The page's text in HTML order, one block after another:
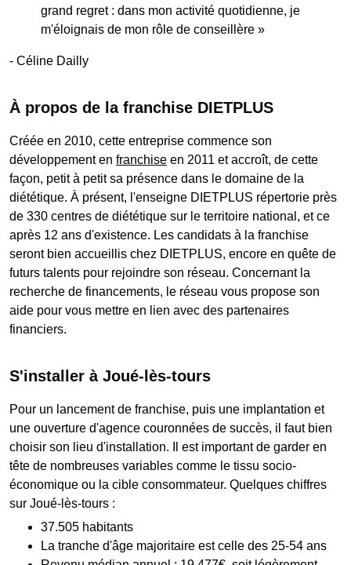
grand regret : dans mon activité quotidienne, je
m'éloignais de mon rôle de conseillère »
- Céline Dailly
À propos de la franchise DIETPLUS
Créée en 2010, cette entreprise commence son
développement en franchise en 2011 et accroît, de cette
façon, petit à petit sa présence dans le domaine de la
diététique. À présent, l'enseigne DIETPLUS répertorie près
de 330 centres de diététique sur le territoire national, et ce
après 12 ans d'existence. Les candidats à la franchise
seront bien accueillis chez DIETPLUS, encore en quête de
futurs talents pour rejoindre son réseau. Concernant la
recherche de financements, le réseau vous propose son
aide pour vous mettre en lien avec des partenaires
financiers.
S'installer à Joué-lès-tours
Pour un lancement de franchise, puis une implantation et
une ouverture d'agence couronnées de succès, il faut bien
choisir son lieu d'installation. Il est important de garder en
tête de nombreuses variables comme le tissu socio-
économique ou la cible consommateur. Quelques chiffres
sur Joué-lès-tours :
37.505 habitants
La tranche d'âge majoritaire est celle des 25-54 ans